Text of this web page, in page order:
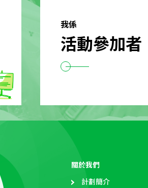
我係
活動參加者
關於我們
計劃簡介